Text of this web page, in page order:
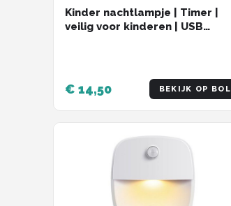
Kinder nachtlampje | Timer |
veilig voor kinderen | USB
€ 14,50 BEKIJK OP BOL